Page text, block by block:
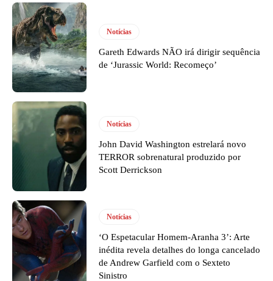
Notícias
Gareth Edwards NÃO irá dirigir sequência
de ‘Jurassic World: Recomeço’
Notícias
John David Washington estrelará novo
TERROR sobrenatural produzido por
Scott Derrickson
Notícias
‘O Espetacular Homem-Aranha 3’: Arte
inédita revela detalhes do longa cancelado
de Andrew Garfield com o Sexteto
Sinistro